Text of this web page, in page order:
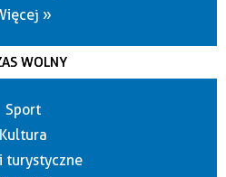
»
WOLNY
Sport
Kultura
turystyczne